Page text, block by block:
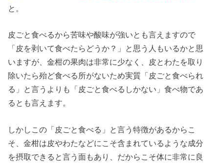
と。
皮ごと食べるから苦味や酸味が強いとも言えますので
「皮を剥いて食べたらどうか？」と思う人もいるかと思
いますが、金柑の果肉は非常に少なく、皮とわたを取り
除いたら殆ど食べる所がないため実質「皮ごと食べられ
る」と言うよりも「皮ごと食べるしかない」食べ物であ
るとも言えます。
しかしこの「皮ごと食べる」と言う特徴があるからこ
そ、金柑は皮やわたなどにこそ含まれているような成分
を摂取できると言う面もあり、だからこそ体に非常に良